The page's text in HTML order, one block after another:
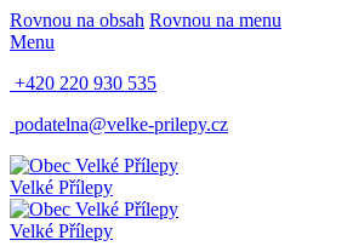
Rovnou na obsah Rovnou na menu
Menu
+420 220 930 535
podatelna@velke-prilepy.cz
Velké Přílepy
Velké Přílepy